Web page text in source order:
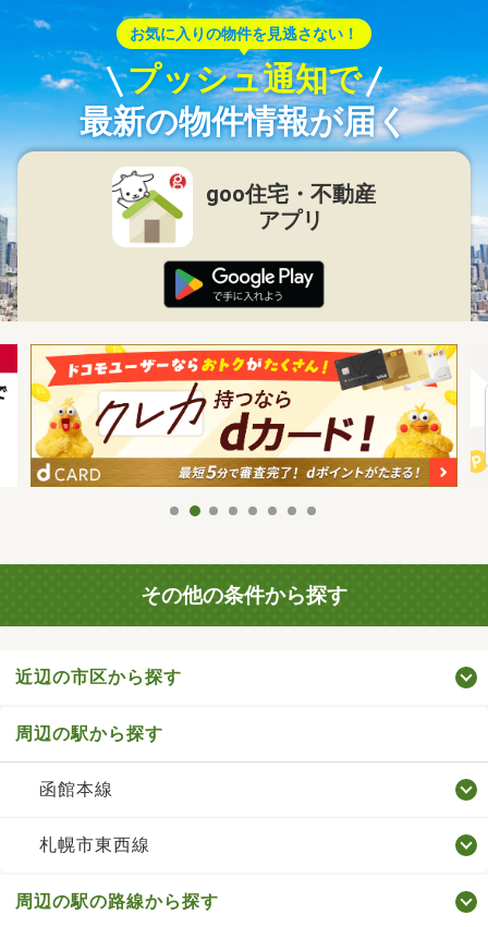
お気に入りの物件を見逃さない！
プッシュ通知で
最新の物件情報が届く
goo住宅・不動産
アプリ
その他の条件から探す
近辺の市区から探す
周辺の駅から探す
函館本線
札幌市東西線
周辺の駅の路線から探す